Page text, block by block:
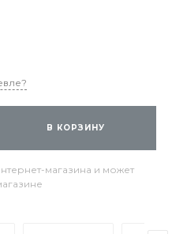
В КОРЗИНУ
магазина и может